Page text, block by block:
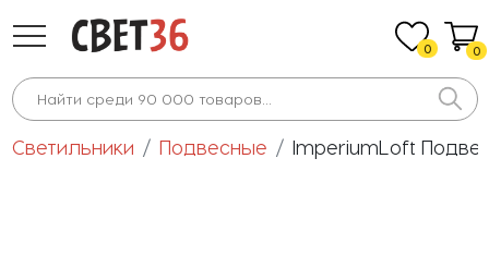
0 0
Светильники Подвесные ImperiumLoft